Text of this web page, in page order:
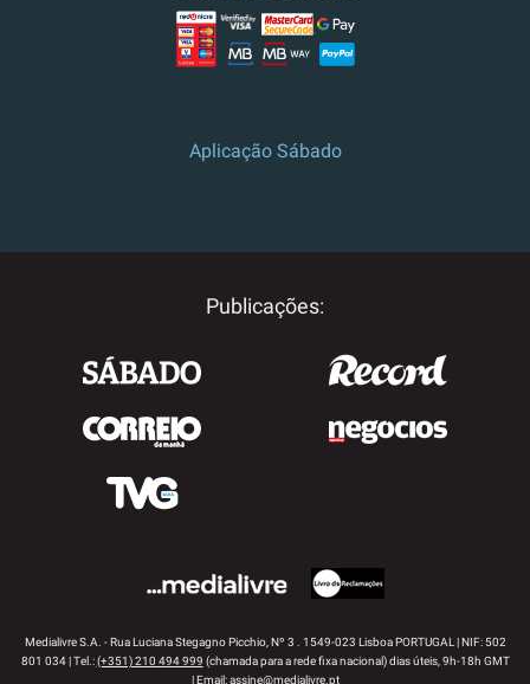
Aplicação Sábado
Publicações:
Medialivre S.A. - Rua Luciana Stegagno Picchio, Nº 3 . 1549-023 Lisboa PORTUGAL | NIF: 502
801 034 | Tel.:(+351) 210 494 999 (chamada para a rede fixa nacional) dias úteis, 9h-18h GMT
| Email:assine@medialivre.pt